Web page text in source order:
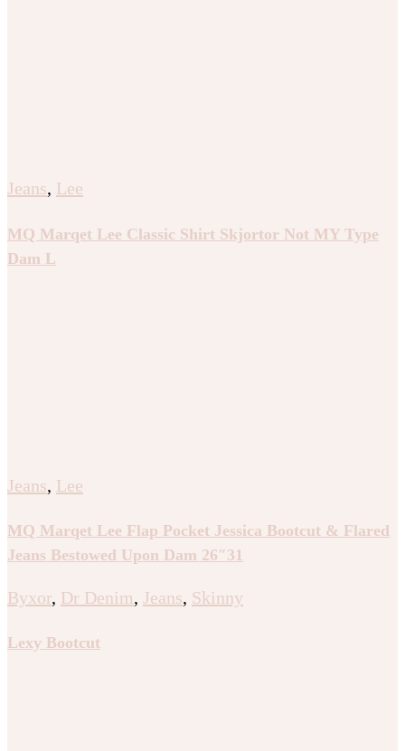
Jeans, Lee
MQ Marqet Lee Classic Shirt Skjortor Not MY Type
Dam L
Jeans, Lee
MQ Marqet Lee Flap Pocket Jessica Bootcut & Flared
Jeans Bestowed Upon Dam 26″31
Byxor, Dr Denim, Jeans, Skinny
Lexy Bootcut